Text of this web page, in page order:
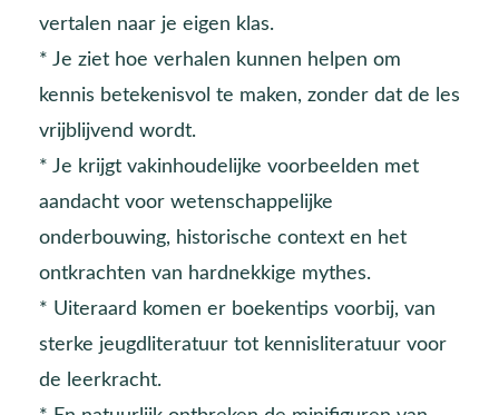
vertalen naar je eigen klas.
* Je ziet hoe verhalen kunnen helpen om
kennis betekenisvol te maken, zonder dat de les
vrijblijvend wordt.
* Je krijgt vakinhoudelijke voorbeelden met
aandacht voor wetenschappelijke
onderbouwing, historische context en het
ontkrachten van hardnekkige mythes.
* Uiteraard komen er boekentips voorbij, van
sterke jeugdliteratuur tot kennisliteratuur voor
de leerkracht.